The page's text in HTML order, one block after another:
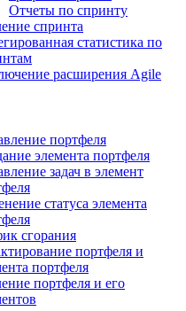
Отчеты по спринту
спринта
статистика по
расширения Agile
портфеля
элемента портфеля
задач в элемент
статуса элемента
сгорания
портфеля и
портфеля
портфеля и его